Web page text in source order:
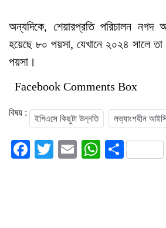
অন্যদিকে, শেয়ারপ্রতি পরিচালন নগদ
হয়েছে ৮০ পয়সা, যেখানে ২০২৪ সালে তা
পয়সা।
Facebook Comments Box
বিষয় :
ইপিএসে কিছুটা উন্নতি লভ্যাংশহীন
Facebook
Twitter
Email Share